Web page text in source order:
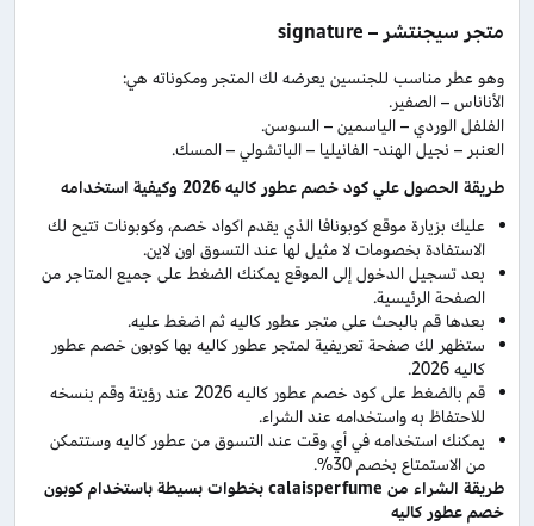
متجر سيجنتشر – signature
وهو عطر مناسب للجنسين يعرضه لك المتجر ومكوناته هي:
الأناناس – الصفير.
الفلفل الوردي – الياسمين – السوسن.
العنبر – نجيل الهند- الفانيليا – الباتشولي – المسك.
طريقة الحصول علي كود خصم عطور كاليه 2026 وكيفية استخدامه
عليك بزيارة موقع كوبونافا الذي يقدم اكواد خصم، وكوبونات تتيح لك
الاستفادة بخصومات لا مثيل لها عند التسوق اون لاين.
بعد تسجيل الدخول إلى الموقع يمكنك الضغط على جميع المتاجر من
الصفحة الرئيسية.
بعدها قم بالبحث على متجر عطور كاليه ثم اضغط عليه.
ستظهر لك صفحة تعريفية لمتجر عطور كاليه بها كوبون خصم عطور
كاليه 2026.
قم بالضغط على كود خصم عطور كاليه 2026 عند رؤيتة وقم بنسخه
للاحتفاظ به واستخدامه عند الشراء.
يمكنك استخدامه في أي وقت عند التسوق من عطور كاليه وستتمكن
من الاستمتاع بخصم 30%.
طريقة الشراء من calaisperfume بخطوات بسيطة باستخدام كوبون
خصم عطور كاليه